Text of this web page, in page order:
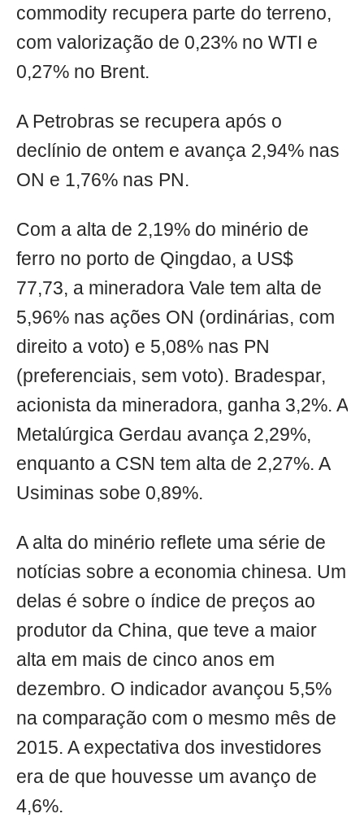
commodity recupera parte do terreno,
com valorização de 0,23% no WTI e
0,27% no Brent.
A Petrobras se recupera após o
declínio de ontem e avança 2,94% nas
ON e 1,76% nas PN.
Com a alta de 2,19% do minério de
ferro no porto de Qingdao, a US$
77,73, a mineradora Vale tem alta de
5,96% nas ações ON (ordinárias, com
direito a voto) e 5,08% nas PN
(preferenciais, sem voto). Bradespar,
acionista da mineradora, ganha 3,2%. A
Metalúrgica Gerdau avança 2,29%,
enquanto a CSN tem alta de 2,27%. A
Usiminas sobe 0,89%.
A alta do minério reflete uma série de
notícias sobre a economia chinesa. Um
delas é sobre o índice de preços ao
produtor da China, que teve a maior
alta em mais de cinco anos em
dezembro. O indicador avançou 5,5%
na comparação com o mesmo mês de
2015. A expectativa dos investidores
era de que houvesse um avanço de
4,6%.